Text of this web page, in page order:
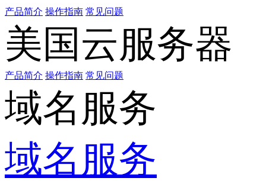
产品简介 操作指南 常见问题
美国云服务器
产品简介 操作指南 常见问题
域名服务
域名服务